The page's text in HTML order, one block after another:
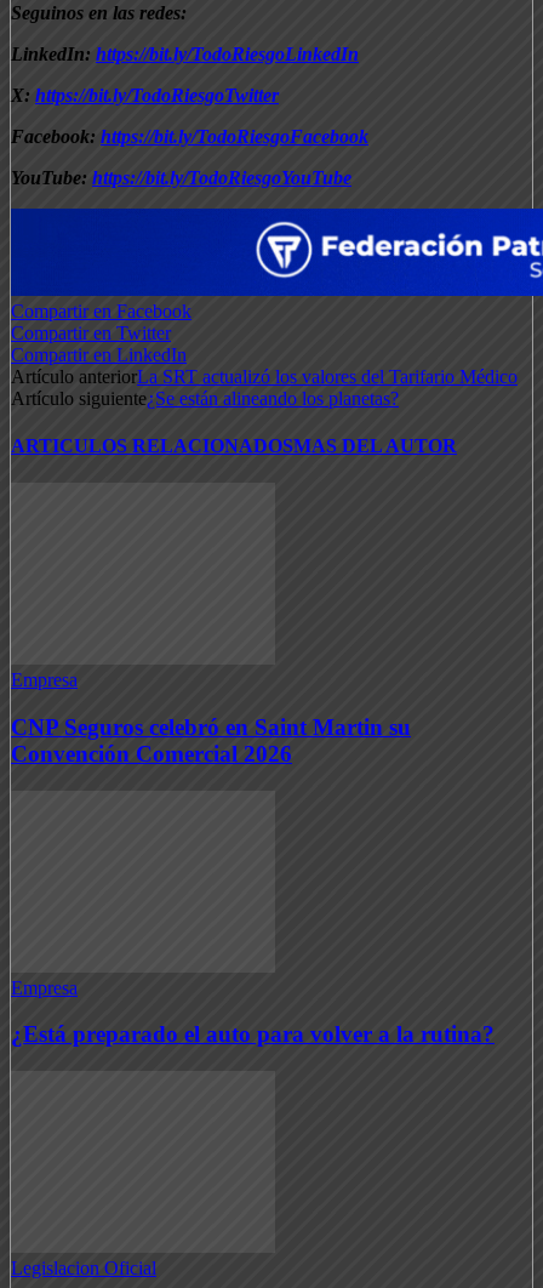
Seguinos en las redes:
LinkedIn: https://bit.ly/TodoRiesgoLinkedIn
X: https://bit.ly/TodoRiesgoTwitter
Facebook: https://bit.ly/TodoRiesgoFacebook
YouTube: https://bit.ly/TodoRiesgoYouTube
Compartir en Facebook
Compartir en Twitter
Compartir en LinkedIn
Artículo anteriorLa SRT actualizó los valores del Tarifario Médico
Artículo siguiente¿Se están alineando los planetas?
ARTICULOS RELACIONADOSMAS DEL AUTOR
Empresa
CNP Seguros celebró en Saint Martin su
Convención Comercial 2026
Empresa
¿Está preparado el auto para volver a la rutina?
Legislacion Oficial